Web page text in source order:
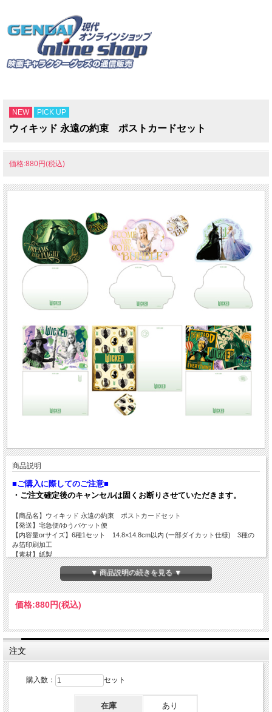
NEW PICK UP
ウィキッド 永遠の約束 ポストカードセット
価格:880円(税込)
商品説明
■ご購入に際してのご注意■
・ご注文確定後のキャンセルは固くお断りさせていただきます。
【商品名】ウィキッド 永遠の約束 ポストカードセット
【発送】宅急便/ゆうパケット便
【内容量orサイズ】6種1セット 14.8×14.8cm以内 (一部ダイカット仕様) 3種の
み箔印刷加工
【素材】紙製
【JANコード】4540632526562
▼ 商品説明の続きを見る ▼
価格:880円(税込)
注文
購入数： セット
在庫 あり